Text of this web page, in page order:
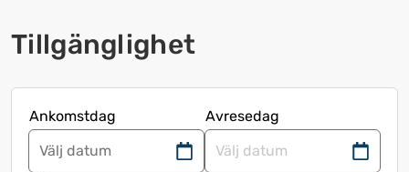
Tillgänglighet
Ankomstdag
Avresedag
Navigera
Navigera